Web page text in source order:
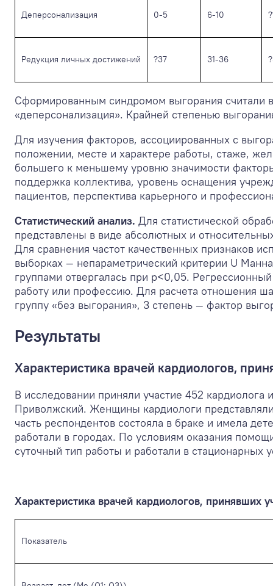
Деперсонализация 0-5 6-10
Редукция личных достижений ?37 31-36
Сформированным синдромом выгорания считали
«деперсонализация». Крайней степенью
Для изучения факторов, ассоциированных с
положении, месте и характере работы, стаже,
большего к меньшему уровню значимости
поддержка коллектива, уровень оснащения
пациентов, перспектива карьерного и
Статистический анализ. Для статистической
представлены в виде абсолютных и
Для сравнения частот качественных признаков
выборках — непараметрический критерии U
группами отвергалась при р<0,05.
работу или профессию. Для расчета отношения
группу «без выгорания», 3 степень — фактор
Результаты
Характеристика врачей кардиологов,
В исследовании приняли участие 452
Приволжский. Женщины кардиологи
часть респондентов состояла в браке и имела
работали в городах. По условиям оказания
суточный тип работы и работали в стационарных
Характеристика врачей кардиологов, принявших
Показатель